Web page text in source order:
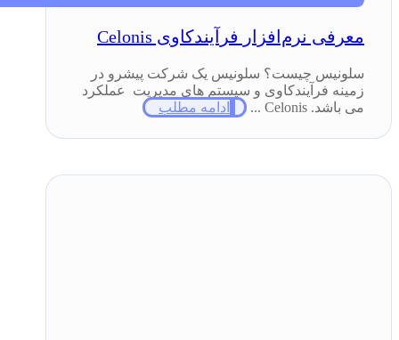
معرفی نرم‌افزار فرآیندکاوی Celonis
سلونیس چیست؟ سلونیس یک شرکت پیشرو در
زمینه فرآیندکاوی و سیستم های مدیریت عملکرد
می باشد. Celonis ...
ادامه مطلب